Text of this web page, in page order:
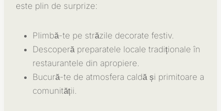
este plin de surprize:
Plimbă-te pe străzile decorate festiv.
Descoperă preparatele locale tradiționale în
restaurantele din apropiere.
Bucură-te de atmosfera caldă și primitoare a
comunității.